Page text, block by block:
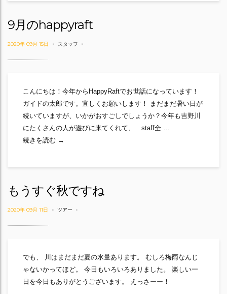
9月のhappyraft
2020年 09月 15日 スタッフ
こんにちは！今年からHappyRaftでお世話になっています！
ガイドの太郎です。宜しくお願いします！ まだまだ暑い日が
続いていますが、いかがおすごしでしょうか？今年も吉野川
にたくさんの人が遊びに来てくれて、 staff全 …
続きを読む 9月のhappyraft
→
もうすぐ秋ですね
2020年 09月 11日 ツアー
でも、 川はまだまだ夏の水量あります。 むしろ梅雨なんじ
ゃないかってほど。 今日もいろいろありました。 楽しい一
日を今日もありがとうございます。 えっさーー！